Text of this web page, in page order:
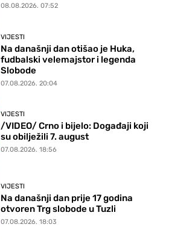
08.08.2026. 07:52
VIJESTI
Na današnji dan otišao je Huka,
fudbalski velemajstor i legenda
Slobode
07.08.2026. 20:04
VIJESTI
/VIDEO/ Crno i bijelo: Događaji koji
su obilježili 7. august
07.08.2026. 18:56
VIJESTI
Na današnji dan prije 17 godina
otvoren Trg slobode u Tuzli
07.08.2026. 18:03